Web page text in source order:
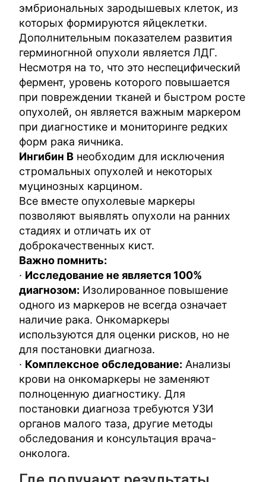
эмбриональных зародышевых клеток, из
которых формируются яйцеклетки.
Дополнительным показателем развития
герминогнной опухоли является ЛДГ.
Несмотря на то, что это неспецифический
фермент, уровень которого повышается
при повреждении тканей и быстром росте
опухолей, он является важным маркером
при диагностике и мониторинге редких
форм рака яичника.
Ингибин В необходим для исключения
стромальных опухолей и некоторых
муцинозных карцином.
Все вместе опухолевые маркеры
позволяют выявлять опухоли на ранних
стадиях и отличать их от
доброкачественных кист.
Важно помнить:
· Исследование не является 100%
диагнозом: Изолированное повышение
одного из маркеров не всегда означает
наличие рака. Онкомаркеры
используются для оценки рисков, но не
для постановки диагноза.
· Комплексное обследование: Анализы
крови на онкомаркеры не заменяют
полноценную диагностику. Для
постановки диагноза требуются УЗИ
органов малого таза, другие методы
обследования и консультация врача-
онколога.